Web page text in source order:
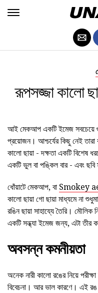
রূপসজ্জা কালো
আই মেকআপ একটি ইমেজ সবচেয়ে
প্রয়োজন। আশ্চর্যের কিছু নেই
কালো ছায়া - দক্ষতা একটি বিশেষ
একটি ভুল বা পঙ্কিল বার - এবং ছবি
ধোঁয়াটে মেকআপ, বা Smokey
কালো ছায়া গো ছায়া মাধ্যমে না
রঙিন ছায়া সাহায্যে তৈরি।
একটি সন্ধ্যা ইমেজ জন্য, এটা
অবসন্ন কমনীয়তা
অনেক নারী কালো রঙের নিয়ে
বিবেচনা। আর ভাল কারণে। এই